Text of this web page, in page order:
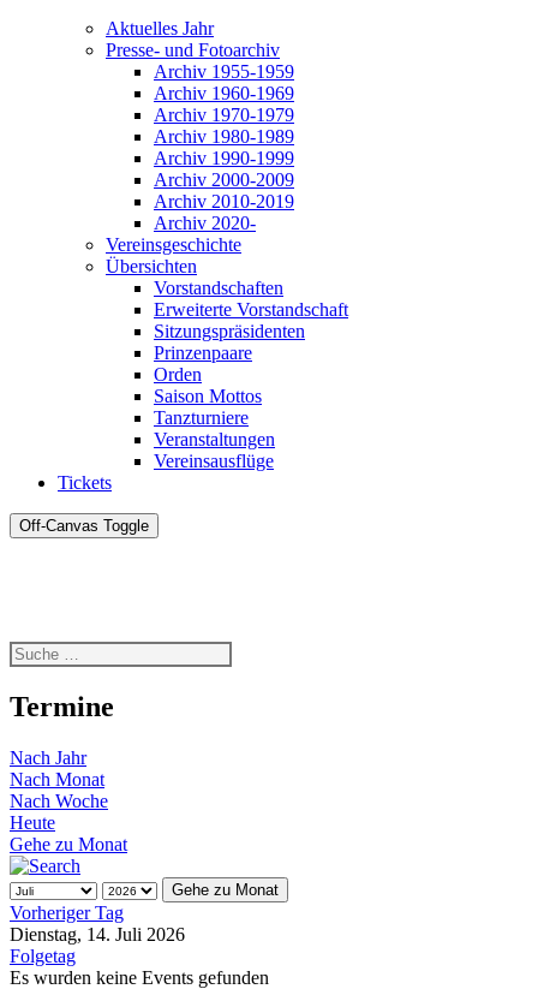
Aktuelles Jahr
Presse- und Fotoarchiv
Archiv 1955-1959
Archiv 1960-1969
Archiv 1970-1979
Archiv 1980-1989
Archiv 1990-1999
Archiv 2000-2009
Archiv 2010-2019
Archiv 2020-
Vereinsgeschichte
Übersichten
Vorstandschaften
Erweiterte Vorstandschaft
Sitzungspräsidenten
Prinzenpaare
Orden
Saison Mottos
Tanzturniere
Veranstaltungen
Vereinsausflüge
Tickets
Off-Canvas Toggle
Termine
Nach Jahr
Nach Monat
Nach Woche
Heute
Gehe zu Monat
Gehe zu Monat
Vorheriger Tag
Dienstag, 14. Juli 2026
Folgetag
Es wurden keine Events gefunden